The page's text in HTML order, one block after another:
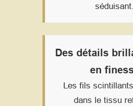
séduisant.
Des détails
en
Les fils
dans le tissu